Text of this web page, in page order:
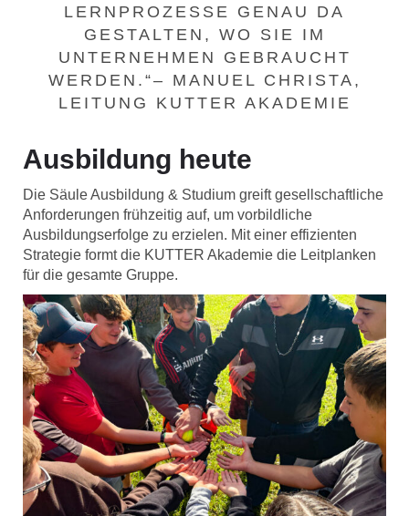
LERNPROZESSE GENAU DA
GESTALTEN, WO SIE IM
UNTERNEHMEN GEBRAUCHT
WERDEN.“– MANUEL CHRISTA,
LEITUNG KUTTER AKADEMIE
Ausbildung heute
Die Säule Ausbildung & Studium greift gesellschaftliche
Anforderungen frühzeitig auf, um vorbildliche
Ausbildungserfolge zu erzielen. Mit einer effizienten
Strategie formt die KUTTER Akademie die Leitplanken
für die gesamte Gruppe.